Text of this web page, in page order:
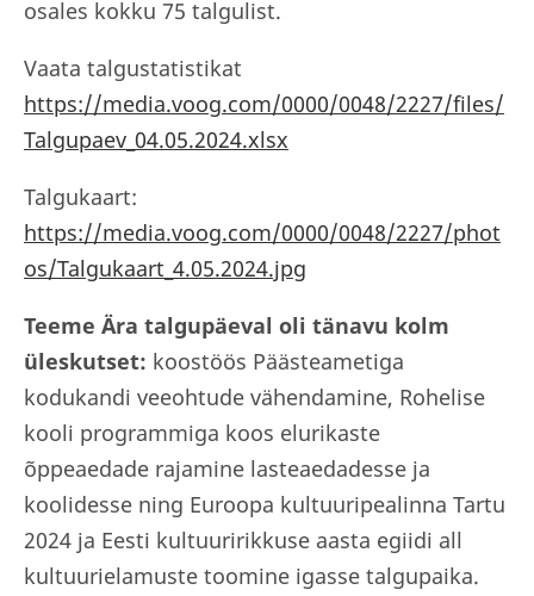
osales kokku 75 talgulist.
Vaata talgustatistikat
https://media.voog.com/0000/0048/2227/files/
Talgupaev_04.05.2024.xlsx
Talgukaart:
https://media.voog.com/0000/0048/2227/phot
os/Talgukaart_4.05.2024.jpg
Teeme Ära talgupäeval oli tänavu kolm
üleskutset: koostöös Päästeametiga
kodukandi veeohtude vähendamine, Rohelise
kooli programmiga koos elurikaste
õppeaedade rajamine lasteaedadesse ja
koolidesse ning Euroopa kultuuripealinna Tartu
2024 ja Eesti kultuuririkkuse aasta egiidi all
kultuurielamuste toomine igasse talgupaika.